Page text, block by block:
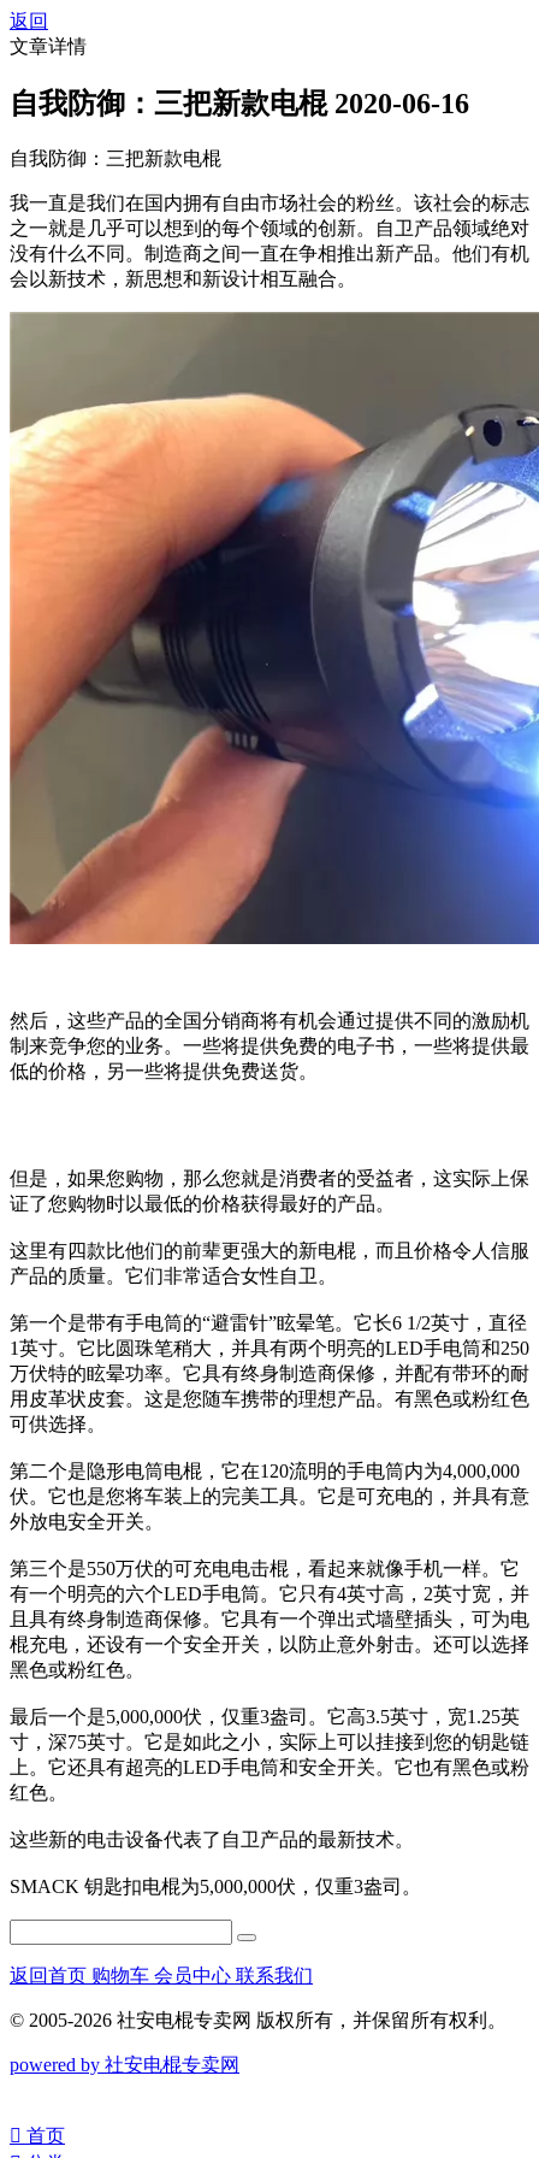
返回
文章详情
自我防御：三把新款电棍2020-06-16
自我防御：三把新款电棍
我一直是我们在国内拥有自由市场社会的粉丝。该社会的标志
之一就是几乎可以想到的每个领域的创新。自卫产品领域绝对
没有什么不同。制造商之间一直在争相推出新产品。他们有机
会以新技术，新思想和新设计相互融合。
然后，这些产品的全国分销商将有机会通过提供不同的激励机
制来竞争您的业务。一些将提供免费的电子书，一些将提供最
低的价格，另一些将提供免费送货。
但是，如果您购物，那么您就是消费者的受益者，这实际上保
证了您购物时以最低的价格获得最好的产品。
这里有四款比他们的前辈更强大的新电棍，而且价格令人信服
产品的质量。它们非常适合女性自卫。
第一个是带有手电筒的“避雷针”眩晕笔。它长6 1/2英寸，直径
1英寸。它比圆珠笔稍大，并具有两个明亮的LED手电筒和250
万伏特的眩晕功率。它具有终身制造商保修，并配有带环的耐
用皮革状皮套。这是您随车携带的理想产品。有黑色或粉红色
可供选择。
第二个是隐形电筒电棍，它在120流明的手电筒内为4,000,000
伏。它也是您将车装上的完美工具。它是可充电的，并具有意
外放电安全开关。
第三个是550万伏的可充电电击棍，看起来就像手机一样。它
有一个明亮的六个LED手电筒。它只有4英寸高，2英寸宽，并
且具有终身制造商保修。它具有一个弹出式墙壁插头，可为电
棍充电，还设有一个安全开关，以防止意外射击。还可以选择
黑色或粉红色。
最后一个是5,000,000伏，仅重3盎司。它高3.5英寸，宽1.25英
寸，深75英寸。它是如此之小，实际上可以挂接到您的钥匙链
上。它还具有超亮的LED手电筒和安全开关。它也有黑色或粉
红色。
这些新的电击设备代表了自卫产品的最新技术。
SMACK 钥匙扣电棍为5,000,000伏，仅重3盎司。
返回首页 购物车 会员中心 联系我们
© 2005-2026 社安电棍专卖网 版权所有，并保留所有权利。
powered by 社安电棍专卖网
󰀁 首页